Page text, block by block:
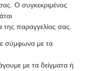
Ο συγκεκριμένος
της παραγγελίας σας.
σύμφωνα με τα
με τα δείγματα ή